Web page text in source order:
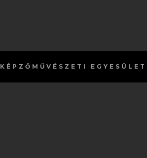
KÉPZŐMŰVÉSZETI EGYESÜLET